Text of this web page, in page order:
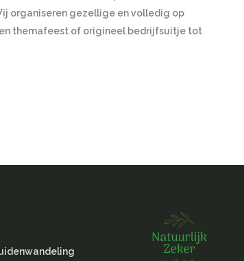
organiseren gezellige en volledig op
themafeest of origineel bedrijfsuitje tot